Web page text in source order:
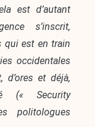
est d’autant
s’inscrit,
qui est en train
occidentales
d’ores et déjà,
(« Security
politologues